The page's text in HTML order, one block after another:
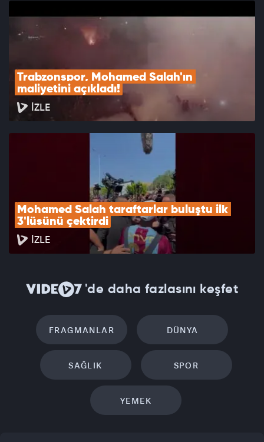
Trabzonspor, Mohamed Salah'ın
maliyetini açıkladı!
İZLE
Mohamed Salah taraftarlar buluştu ilk
3'lüsünü çektirdi
İZLE
'de daha fazlasını keşfet
FRAGMANLAR DÜNYA
SAĞLIK SPOR
YEMEK